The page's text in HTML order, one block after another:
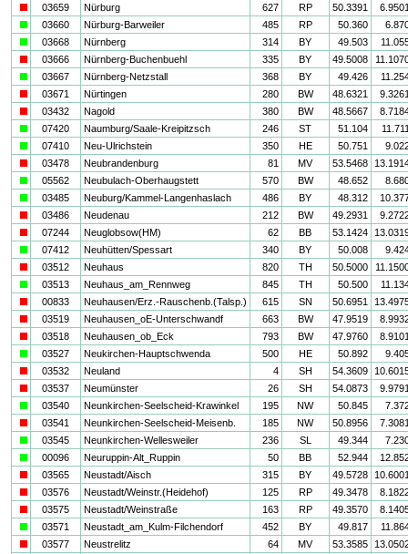
03659 Nürburg 627 RP 50.3391
03660 Nürburg-Barweiler 485 RP 50.360
03668 Nürnberg 314 BY 49.503
03666 Nürnberg-Buchenbuehl 335 BY 49.5008
03667 Nürnberg-Netzstall 368 BY 49.426
03671 Nürtingen 280 BW 48.6321
03432 Nagold 380 BW 48.5667
07420 Naumburg/Saale-Kreipitzsch 246 ST 51.104
07410 Neu-Ulrichstein 350 HE 50.751
03478 Neubrandenburg 81 MV 53.5468
05562 Neubulach-Oberhaugstett 570 BW 48.652
03485 Neuburg/Kammel-Langenhaslach 486 BY 48.312
03486 Neudenau 212 BW 49.2931
07244 Neuglobsow(HM) 62 BB 53.1424
07412 Neuhütten/Spessart 340 BY 50.008
03512 Neuhaus 820 TH 50.5000
03513 Neuhaus_am_Rennweg 845 TH 50.500
00833 Neuhausen/Erz.-Rauschenb.(Talsp.) 615 SN 50.6951
03519 Neuhausen_oE-Unterschwandf 663 BW 47.9519
03518 Neuhausen_ob_Eck 793 BW 47.9760
03527 Neukirchen-Hauptschwenda 500 HE 50.892
03532 Neuland 4 SH 54.3609
03537 Neumünster 26 SH 54.0873
03540 Neunkirchen-Seelscheid-Krawinkel 195 NW 50.845
03541 Neunkirchen-Seelscheid-Meisenb. 185 NW 50.8956
03545 Neunkirchen-Wellesweiler 236 SL 49.344
00096 Neuruppin-Alt_Ruppin 50 BB 52.944
03565 Neustadt/Aisch 315 BY 49.5728
03576 Neustadt/Weinstr.(Heidehof) 125 RP 49.3478
03575 Neustadt/Weinstraße 163 RP 49.3570
03571 Neustadt_am_Kulm-Filchendorf 452 BY 49.817
03577 Neustrelitz 64 MV 53.3585